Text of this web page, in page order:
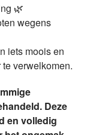
🌿
wegens
iets moois en
verwelkomen.
Deze
en volledig